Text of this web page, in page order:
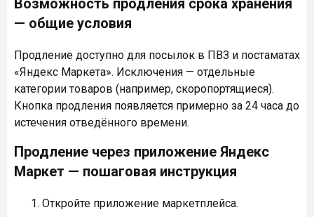
— общие условия
Продление доступно для посылок в ПВЗ и постаматах
«Яндекс Маркета». Исключения — отдельные
категории товаров (например, скоропортящиеся).
Кнопка продления появляется примерно за 24 часа до
истечения отведённого времени.
Продление через приложение Яндекс
Маркет — пошаговая инструкция
Откройте приложение маркетплейса.